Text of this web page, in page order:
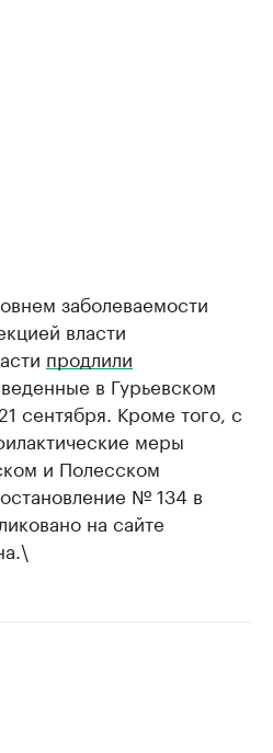
заболеваемости
власти
продлили
в Гурьевском
сентября. Кроме того, с
меры
и Полесском
№ 134 в
на сайте